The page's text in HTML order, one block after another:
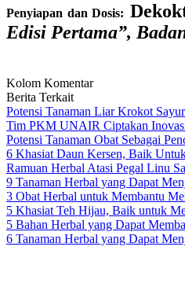
Penyiapan dan Dosis:
Edisi Pertama”,
Kolom Komentar
Berita Terkait
Potensi Tanaman Liar Krokot
Tim PKM UNAIR Ciptakan
Potensi Tanaman Obat Sebagai
6 Khasiat Daun Kersen, Baik
Ramuan Herbal Atasi Pegal Linu
9 Tanaman Herbal yang Dapat
3 Obat Herbal untuk Membantu
5 Khasiat Teh Hijau, Baik untuk
5 Bahan Herbal yang Dapat
6 Tanaman Herbal yang Dapat